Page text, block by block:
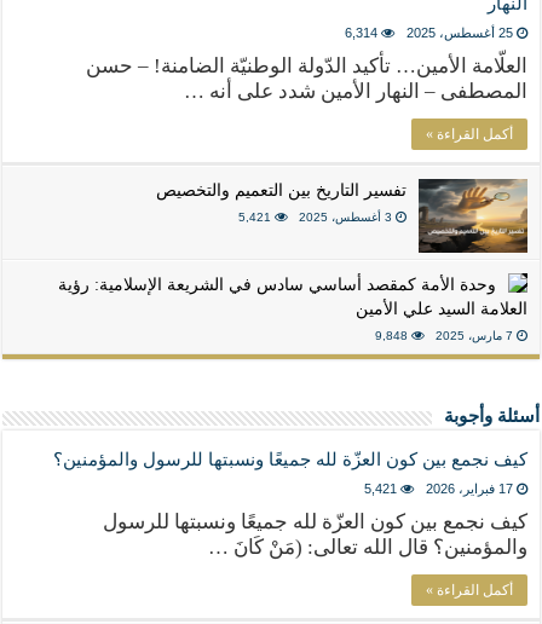
25 أغسطس، 2025 6,314
العلّامة الأمين… تأكيد الدّولة الوطنيّة الضامنة! – حسن
المصطفى – النهار الأمين شدد على أنه …
أكمل القراءة »
تفسير التاريخ بين التعميم والتخصيص
3 أغسطس، 2025 5,421
وحدة الأمة كمقصد أساسي سادس في الشريعة الإسلامية: رؤية
العلامة السيد علي الأمين
7 مارس، 2025 9,848
أسئلة وأجوبة
كيف نجمع بين كون العزّة لله جميعًا ونسبتها للرسول والمؤمنين؟
17 فبراير، 2026 5,421
كيف نجمع بين كون العزّة لله جميعًا ونسبتها للرسول
والمؤمنين؟ قال الله تعالى: (مَنْ كَانَ …
أكمل القراءة »